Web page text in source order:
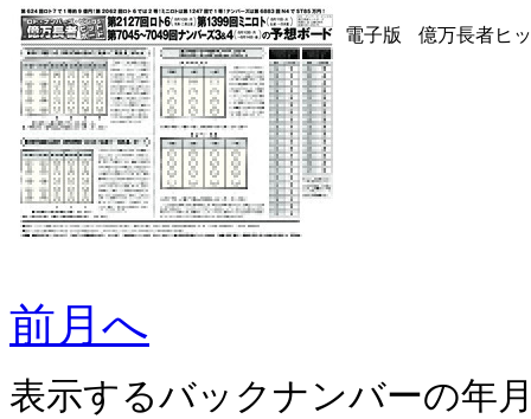
電子版 億万長者ヒ
前月へ
表示するバックナンバーの年